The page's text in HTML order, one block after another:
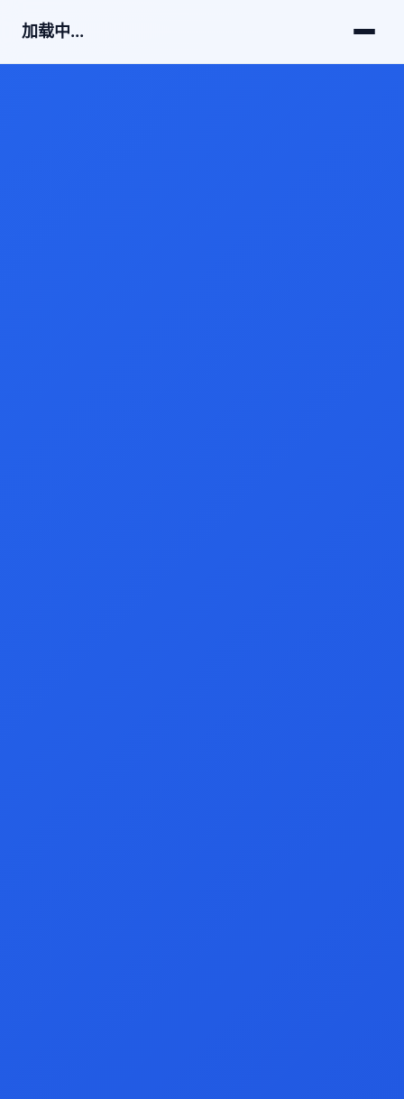
加载中...